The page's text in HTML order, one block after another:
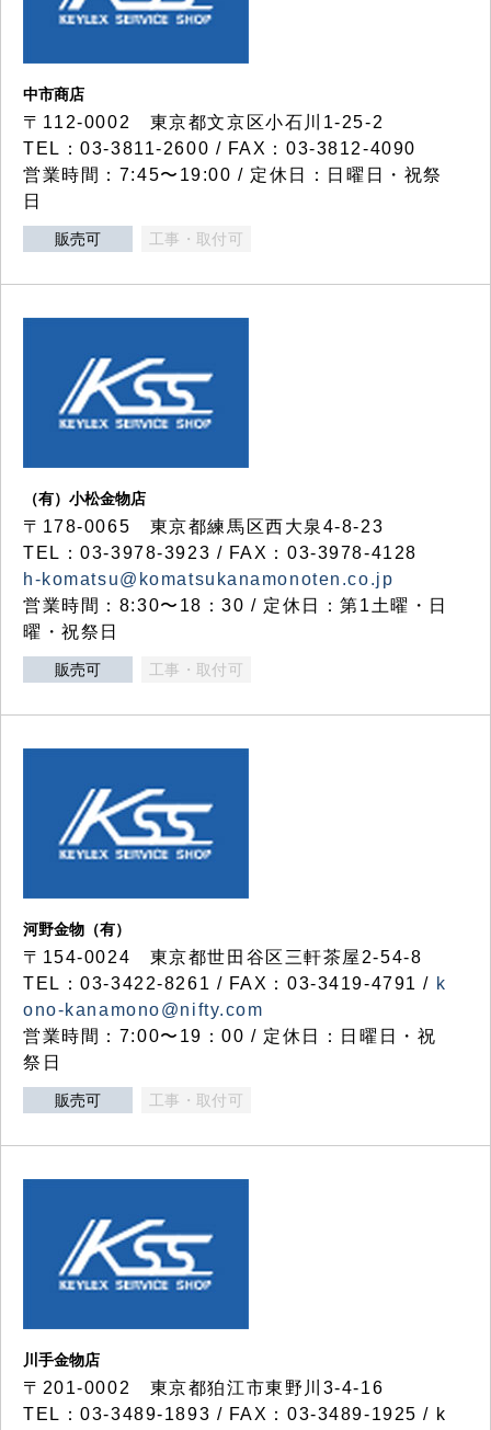
中市商店
〒112-0002 東京都文京区小石川1-25-2
TEL：03-3811-2600 / FAX：03-3812-4090
営業時間：7:45〜19:00 / 定休日：日曜日・祝祭
日
販売可 工事・取付可
（有）小松金物店
〒178-0065 東京都練馬区西大泉4-8-23
TEL：03-3978-3923 / FAX：03-3978-4128
h-komatsu@komatsukanamonoten.co.jp
営業時間：8:30〜18：30 / 定休日：第1土曜・日
曜・祝祭日
販売可 工事・取付可
河野金物（有）
〒154-0024 東京都世田谷区三軒茶屋2-54-8
TEL：03-3422-8261 / FAX：03-3419-4791 / k
ono-kanamono@nifty.com
営業時間：7:00〜19：00 / 定休日：日曜日・祝
祭日
販売可 工事・取付可
川手金物店
〒201-0002 東京都狛江市東野川3-4-16
TEL：03-3489-1893 / FAX：03-3489-1925 / k